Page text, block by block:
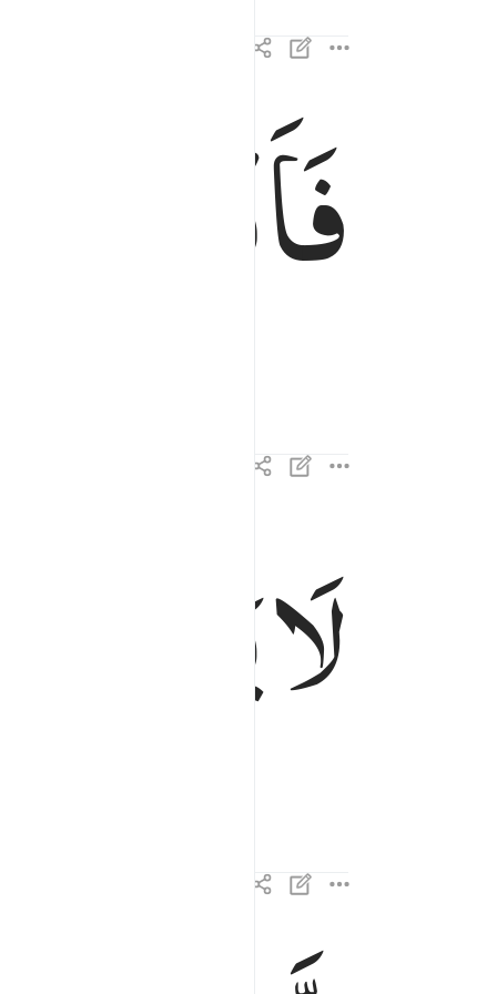
فانذرتكم نارا تلظى ١٤
فَأَنذَرْتُكُمْ نَارًۭا تَلَظَّىٰ ١٤
فَاَنْذَرْتُكُمْ
لَایَصْلٰىهَاۤ
الذي كذب وتولى ١٦
ٱلَّذِى كَذَّبَ وَتَوَلَّىٰ ١٦